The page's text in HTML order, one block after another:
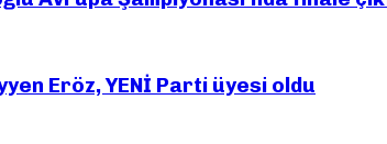
Eröz, YENİ Parti üyesi oldu